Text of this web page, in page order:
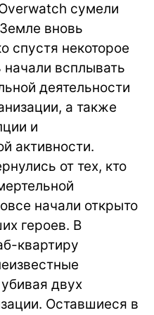
сумели
вновь
спустя некоторое
всплывать
деятельности
а также
и
активности.
от тех, кто
начали открыто
героев. В
квартиру
двух
Оставшиеся в